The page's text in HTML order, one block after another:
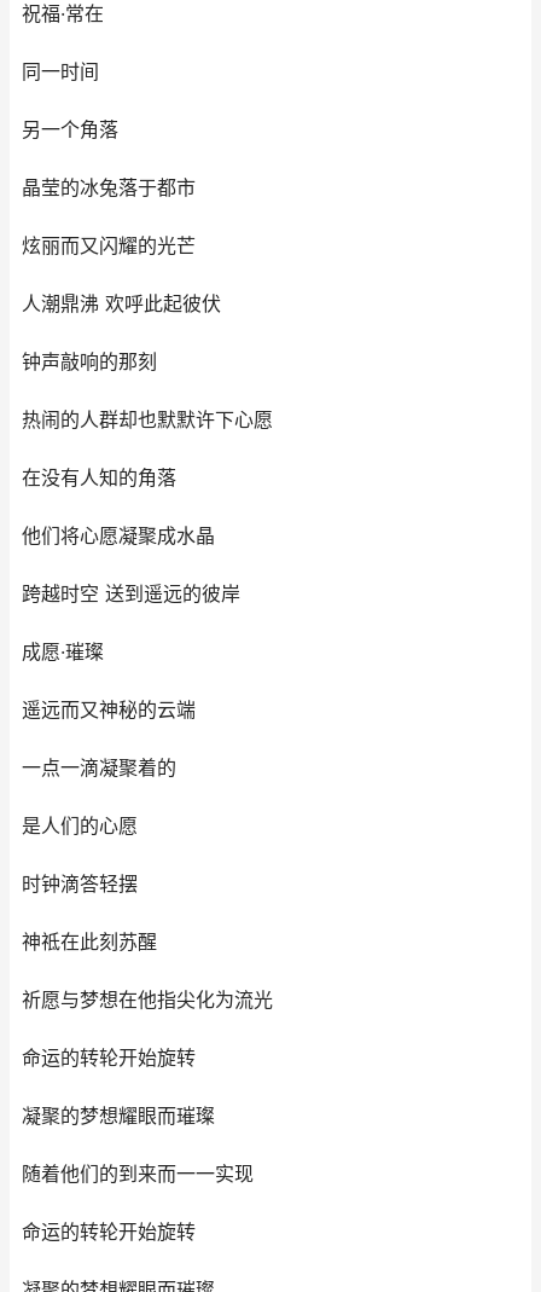
祝福·常在
同一时间
另一个角落
晶莹的冰兔落于都市
炫丽而又闪耀的光芒
人潮鼎沸 欢呼此起彼伏
钟声敲响的那刻
热闹的人群却也默默许下心愿
在没有人知的角落
他们将心愿凝聚成水晶
跨越时空 送到遥远的彼岸
成愿·璀璨
遥远而又神秘的云端
一点一滴凝聚着的
是人们的心愿
时钟滴答轻摆
神祗在此刻苏醒
祈愿与梦想在他指尖化为流光
命运的转轮开始旋转
凝聚的梦想耀眼而璀璨
随着他们的到来而一一实现
命运的转轮开始旋转